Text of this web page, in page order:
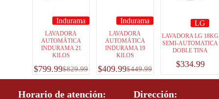
Indurama
LAVADORA
AUTOMÁTICA
INDURAMA 21
KILOS
$829.99
$799.99
Indurama
LAVADORA
AUTOMÁTICA
INDURAMA 19
KILOS
$449.99
$409.99
LG
LAVADORA LG 18KG
SEMI-AUTOMATICA
DOBLE TINA
$334.99
Horario de atención:
Dirección: